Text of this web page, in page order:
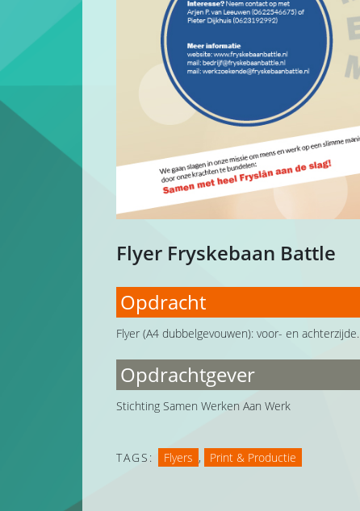
Flyer Fryskebaan Battle
Opdracht
Flyer (A4 dubbelgevouwen): voor- en achterzijde.
Opdrachtgever
Stichting Samen Werken Aan Werk
TAGS: Flyers , Print & Productie